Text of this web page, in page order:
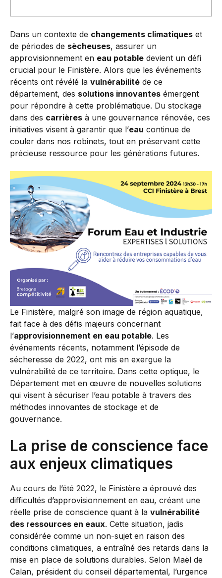
Dans un contexte de changements climatiques et
de périodes de sècheuses, assurer un
approvisionnement en eau potable devient un défi
crucial pour le Finistère. Alors que les événements
récents ont révélé la vulnérabilité de ce
département, des solutions innovantes émergent
pour répondre à cette problématique. Du stockage
dans des carrières à une gouvernance rénovée, ces
initiatives visent à garantir que l’eau continue de
couler dans nos robinets, tout en préservant cette
précieuse ressource pour les générations futures.
Le Finistère, malgré son image de région aquatique,
fait face à des défis majeurs concernant
l’approvisionnement en eau potable. Les
événements récents, notamment l’épisode de
sécheresse de 2022, ont mis en exergue la
vulnérabilité de ce territoire. Dans cette optique, le
Département met en œuvre de nouvelles solutions
qui visent à sécuriser l’eau potable à travers des
méthodes innovantes de stockage et de
gouvernance.
La prise de conscience face
aux enjeux climatiques
Au cours de l’été 2022, le Finistère a éprouvé des
difficultés d’approvisionnement en eau, créant une
réelle prise de conscience quant à la vulnérabilité
des ressources en eaux. Cette situation, jadis
considérée comme un non-sujet en raison des
conditions climatiques, a entraîné des retards dans la
mise en place de solutions durables. Selon Maël de
Calan, président du conseil départemental, l’urgence